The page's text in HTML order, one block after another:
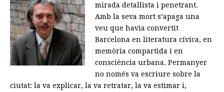
mirada detallista i penetrant.
Amb la seva mort s’apaga una
veu que havia convertit
Barcelona en literatura cívica, en
memòria compartida i en
consciència urbana. Permanyer
no només va escriure sobre la
ciutat: la va explicar, la va retratar, la va estimar i,